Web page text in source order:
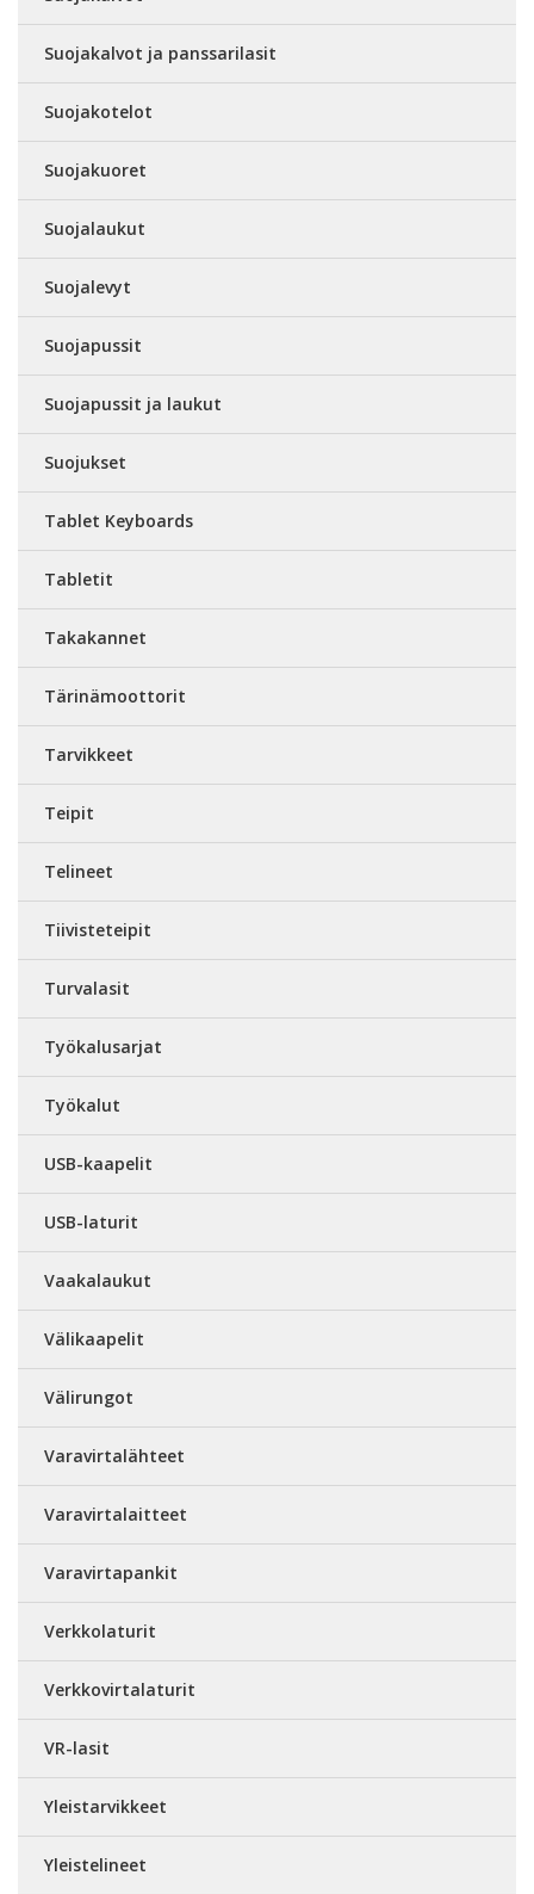
Suojakalvot ja panssarilasit
Suojakotelot
Suojakuoret
Suojalaukut
Suojalevyt
Suojapussit
Suojapussit ja laukut
Suojukset
Tablet Keyboards
Tabletit
Takakannet
Tärinämoottorit
Tarvikkeet
Teipit
Telineet
Tiivisteteipit
Turvalasit
Työkalusarjat
Työkalut
USB-kaapelit
USB-laturit
Vaakalaukut
Välikaapelit
Välirungot
Varavirtalähteet
Varavirtalaitteet
Varavirtapankit
Verkkolaturit
Verkkovirtalaturit
VR-lasit
Yleistarvikkeet
Yleistelineet